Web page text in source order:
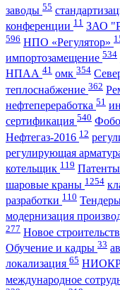
заводы 55
конференции 11 ЗАО
596 НПО «Регулятор»
импортозамещение 534
НПАА 41 омк 354
теплоснабжение 362
нефтепереработка 51
сертификация 540
Нефтегаз-2016 12
регулирующая
котельщик 119 Патенты
шаровые краны 1254
разработки 110
модернизация
277 Новое
Обучение и кадры 33
локализация 65
международное